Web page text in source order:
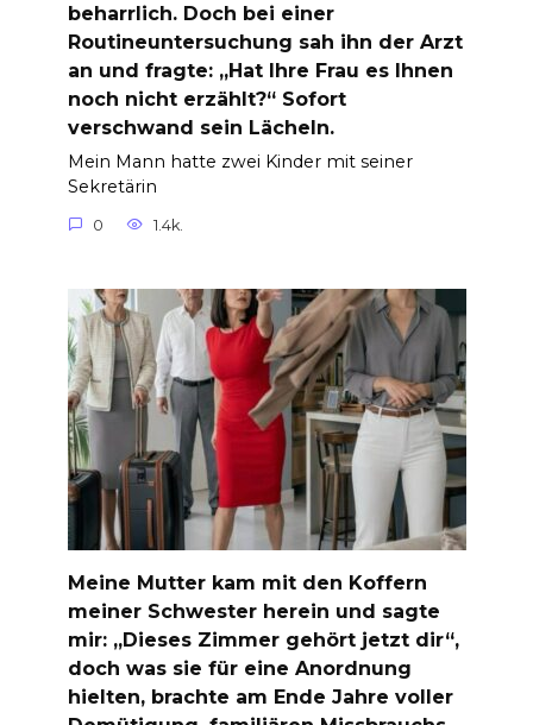
beharrlich. Doch bei einer
Routineuntersuchung sah ihn der Arzt
an und fragte: „Hat Ihre Frau es Ihnen
noch nicht erzählt?“ Sofort
verschwand sein Lächeln.
Mein Mann hatte zwei Kinder mit seiner
Sekretärin
0 1.4k.
Meine Mutter kam mit den Koffern
meiner Schwester herein und sagte
mir: „Dieses Zimmer gehört jetzt dir“,
doch was sie für eine Anordnung
hielten, brachte am Ende Jahre voller